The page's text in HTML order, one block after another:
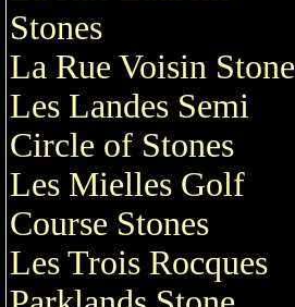
Stones
La Rue Voisin Stone
Les Landes Semi
Circle of Stones
Les Mielles Golf
Course Stones
Les Trois Rocques